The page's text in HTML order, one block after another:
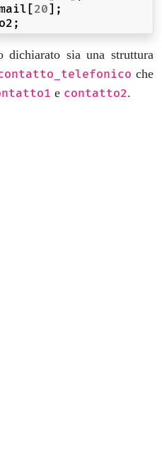
[20];
;
dichiarato sia una struttura
che
e contatto2.